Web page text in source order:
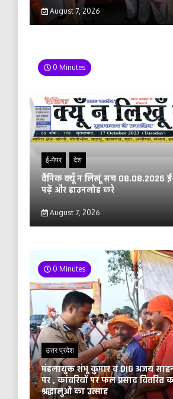
August 7, 2026
0 Minutes
ई-पेपर देश
दैनिक क्यूँ न लिखूं सच 08.08.2026
पढ़ें और डाउनलोड करे
August 7, 2026
0 Minutes
उत्तर प्रदेश
मंडलायुक्त शंभू कुमार व DIG अजय
पर , कांवरियों पर फल प्रसाद वितरित
श्रद्धालुओं का उत्साह